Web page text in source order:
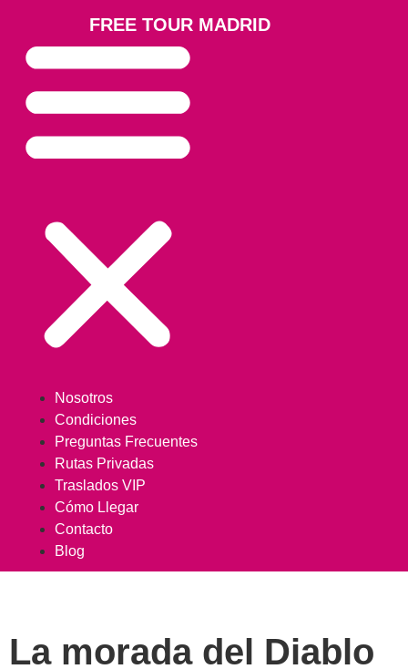
Nosotros
Condiciones
Preguntas Frecuentes
Rutas Privadas
Traslados VIP
Cómo Llegar
Contacto
Blog
FREE TOUR MADRID
La morada del Diablo